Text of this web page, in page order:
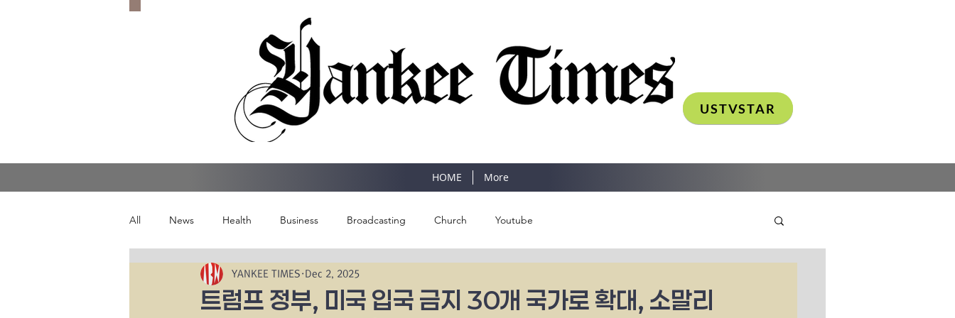
USTVSTAR
HOME More
All News Health Business Broadcasting Church Youtube
트럼프 정부, 미국 입국 금지 30개 국가로 확대, 소말리
YANKEE TIMES Dec 2, 2025